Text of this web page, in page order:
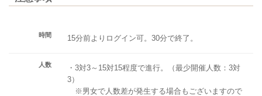
時間 15分前よりログイン可。30分で終了。
人数
・3対3～15対15程度で進行。（最少開催人数：3対
3）
※男女で人数差が発生する場合もございますので